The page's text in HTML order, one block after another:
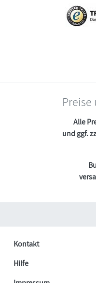
Preise
Alle
und ggf.
Kontakt
Hilfe